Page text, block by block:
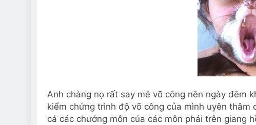
Anh chàng nọ rất say mê võ công nên ngày đêm
kiểm chứng trình độ võ công của mình uyên
cả các chưởng môn của các môn phái trên giang